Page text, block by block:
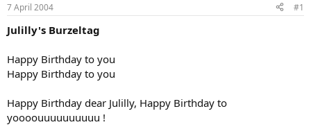
e
r
t
a
m
7 April 2004 #1
Julilly's Burzeltag
Happy Birthday to you
Happy Birthday to you
Happy Birthday dear Julilly, Happy Birthday to
yoooouuuuuuuuuu !